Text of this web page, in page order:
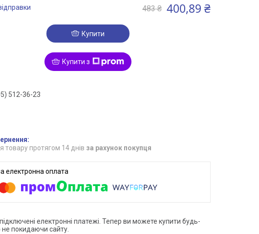
483 ₴ 400,89 ₴
Купити
Купити з
512-36-23
товару протягом 14 днів за рахунок покупця
електронні платежі. Тепер ви можете купити будь-
не покидаючи сайту.